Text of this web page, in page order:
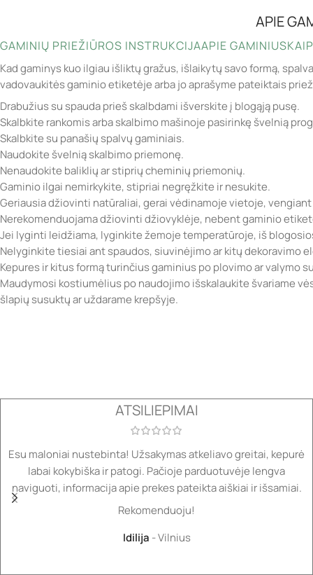
APIE
GAMINIŲ PRIEŽIŪROS INSTRUKCIJAAPIE GAMINIUS
Kad gaminys kuo ilgiau išliktų gražus, išlaikytų savo formą,
vadovaukitės gaminio etiketėje arba jo aprašyme pateiktais
Drabužius su spauda prieš skalbdami išverskite į blogąją pusę.
Skalbkite rankomis arba skalbimo mašinoje pasirinkę švelnią
Skalbkite su panašių spalvų gaminiais.
Naudokite švelnią skalbimo priemonę.
Nenaudokite baliklių ar stiprių cheminių priemonių.
Gaminio ilgai nemirkykite, stipriai negręžkite ir nesukite.
Geriausia džiovinti natūraliai, gerai vėdinamoje vietoje,
Nerekomenduojama džiovinti džiovyklėje, nebent gaminio
Jei lyginti leidžiama, lyginkite žemoje temperatūroje, iš
Nelyginkite tiesiai ant spaudos, siuvinėjimo ar kitų dekoravimo
Kepures ir kitus formą turinčius gaminius po plovimo ar valymo
Maudymosi kostiumėlius po naudojimo išskalaukite švariame
šlapių susuktų ar uždarame krepšyje.
ATSILIEPIMAI
Esu maloniai nustebinta! Užsakymas atkeliavo greitai, kepurė
labai kokybiška ir patogi. Pačioje parduotuvėje lengva
naviguoti, informacija apie prekes pateikta aiškiai ir išsamiai.
Rekomenduoju!
Idilija
Vilnius